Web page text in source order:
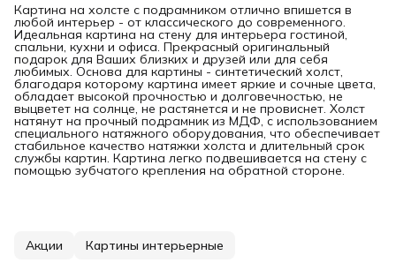
Картина на холсте с подрамником отлично впишется в
любой интерьер - от классического до современного.
Идеальная картина на стену для интерьера гостиной,
спальни, кухни и офиса. Прекрасный оригинальный
подарок для Ваших близких и друзей или для себя
любимых. Основа для картины - синтетический холст,
благодаря которому картина имеет яркие и сочные цвета,
обладает высокой прочностью и долговечностью, не
выцветет на солнце, не растянется и не провиснет. Холст
натянут на прочный подрамник из МДФ, с использованием
специального натяжного оборудования, что обеспечивает
стабильное качество натяжки холста и длительный срок
службы картин. Картина легко подвешивается на стену с
помощью зубчатого крепления на обратной стороне.
Акции Картины интерьерные